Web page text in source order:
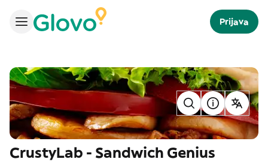
Prijava
CrustyLab - Sandwich Genius